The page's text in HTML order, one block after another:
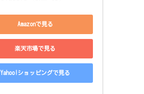
Amazonで見る
楽天市場で見る
Yahoo!ショッピングで見る